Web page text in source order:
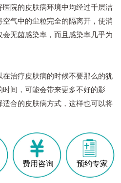
院的皮肤病环境中均经过千层洁
气中的尘粒完全的隔离开，使消
无菌感染率，而且感染率几乎为
治疗皮肤病的时候不要那么的犹
间，可能会带来更多不好的影
合的皮肤病方式，这样也可以将
费用咨询 预约专家